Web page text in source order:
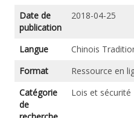
Date de
publication
2018-04-25
Langue
Chinois
Format
Ressource en
Catégorie
de
Lois et sécurité